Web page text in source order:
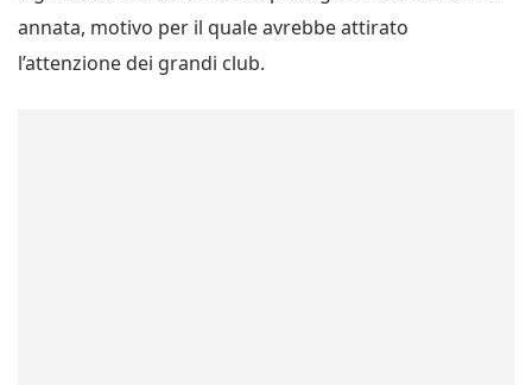
annata, motivo per il quale avrebbe attirato
l’attenzione dei grandi club.